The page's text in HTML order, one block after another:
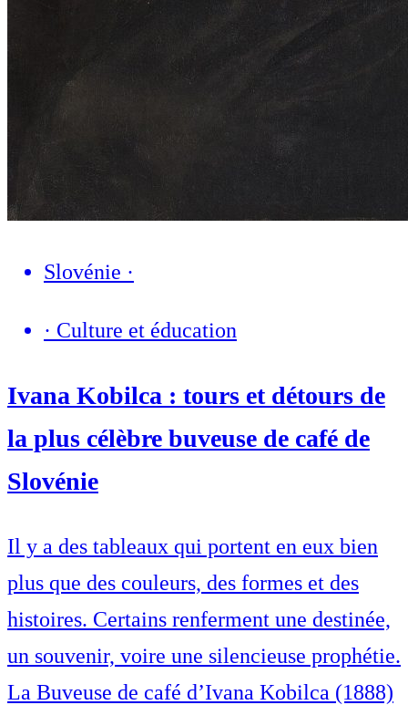
Slovénie ·
· Culture et éducation
Ivana Kobilca : tours et détours de
la plus célèbre buveuse de café de
Slovénie
Il y a des tableaux qui portent en eux bien
plus que des couleurs, des formes et des
histoires. Certains renferment une destinée,
un souvenir, voire une silencieuse prophétie.
La Buveuse de café d’Ivana Kobilca (1888)